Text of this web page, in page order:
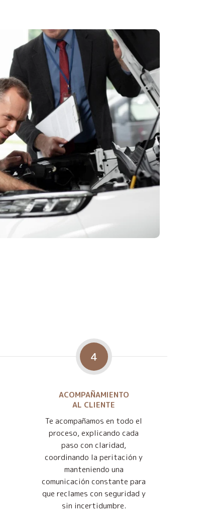
4
ACOMPAÑAMIENTO
AL CLIENTE
Te acompañamos en todo el
proceso, explicando cada
paso con claridad,
coordinando la peritación y
manteniendo una
comunicación constante para
que reclames con seguridad y
sin incertidumbre.